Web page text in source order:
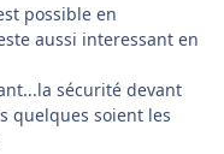
possible en
aussi interessant en
sécurité devant
quelques soient les